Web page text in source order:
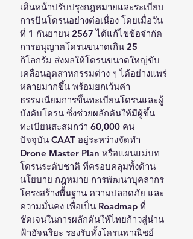
เดินหน้าปรับปรุงกฎหมายและระเบียบ
การบินโดรนอย่างต่อเนื่อง โดยเมื่อวัน
ที่ 1 กันยายน 2567 ได้แก้ไขข้อจำกัด
การอนุญาตโดรนขนาดเกิน 25
กิโลกรัม ส่งผลให้โดรนขนาดใหญ่ขับ
เคลื่อนอุตสาหกรรมต่าง ๆ ได้อย่างแพร่
หลายมากขึ้น พร้อมยกเว้นค่า
ธรรมเนียมการขึ้นทะเบียนโดรนและผู้
บังคับโดรน ซึ่งช่วยผลักดันให้มีผู้ขึ้น
ทะเบียนสะสมกว่า 60,000 คน
ปัจจุบัน CAAT อยู่ระหว่างจัดทำ
Drone Master Plan หรือแผนแม่บท
โดรนระดับชาติ ที่ครอบคลุมทั้งด้าน
นโยบาย กฎหมาย การพัฒนาบุคลากร
โครงสร้างพื้นฐาน ความปลอดภัย และ
ความมั่นคง เพื่อเป็น Roadmap ที่
ชัดเจนในการผลักดันให้ไทยก้าวสู่น่าน
ฟ้าอัจฉริยะ รองรับทั้งโดรนพาณิชย์